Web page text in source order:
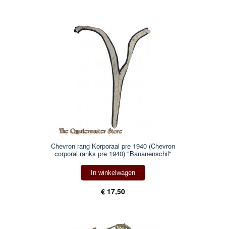
Chevron rang Korporaal pre 1940 (Chevron
corporal ranks pre 1940) "Bananenschil"
In winkelwagen
€ 17,50